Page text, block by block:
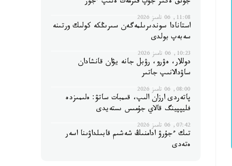
11:08, 06 تامىز 2026
استانادا سوندىرىلمەگەن سىرىڭكە كولىك ورتىنە
سەبەپ بولدى
10:23, 06 تامىز 2026
دوللار، ەۋرو، رۋبل جانە يۋان قانشادان
ساۋدالانىپ جاتىر
08:00, 06 تامىز 2026
پاتەردى ارزان الىپ، قىمبات ساتۋ: ەلىمىزدە
فليپپينگ قالاي جۇمىس ىستەيدى
07:42, 06 تامىز 2026
تىك ءجۇرۋ ادامنىڭ شەشىم قابىلداۋىنا اسەر
ەتەدى